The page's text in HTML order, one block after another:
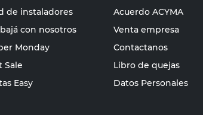
de instaladores
con nosotros
Monday
Sale
Easy
Acuerdo ACYMA
Venta empresa
Contactanos
Libro de quejas
Datos Personales